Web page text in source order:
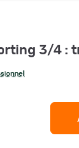
3/4 :